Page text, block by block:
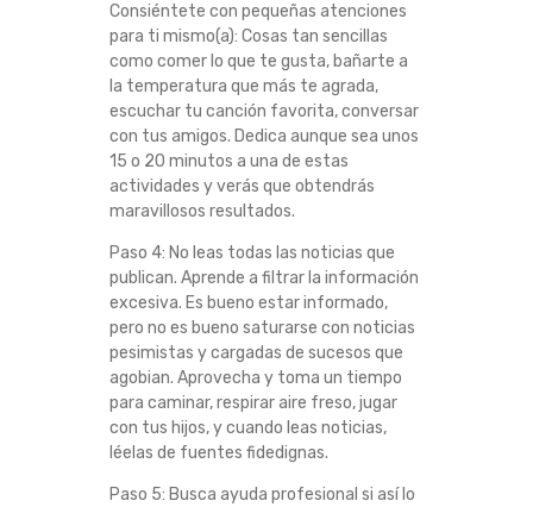
Consiéntete con pequeñas atenciones
para ti mismo(a): Cosas tan sencillas
como comer lo que te gusta, bañarte a
la temperatura que más te agrada,
escuchar tu canción favorita, conversar
con tus amigos. Dedica aunque sea unos
15 o 20 minutos a una de estas
actividades y verás que obtendrás
maravillosos resultados.
Paso 4: No leas todas las noticias que
publican. Aprende a filtrar la información
excesiva. Es bueno estar informado,
pero no es bueno saturarse con noticias
pesimistas y cargadas de sucesos que
agobian. Aprovecha y toma un tiempo
para caminar, respirar aire freso, jugar
con tus hijos, y cuando leas noticias,
léelas de fuentes fidedignas.
Paso 5: Busca ayuda profesional si así lo